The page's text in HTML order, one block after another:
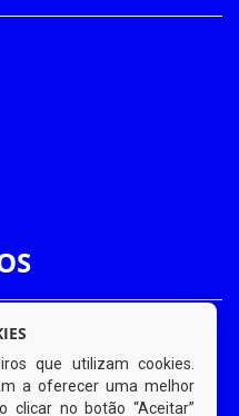
que utilizam cookies.
a oferecer uma melhor
clicar no botão “Aceitar”